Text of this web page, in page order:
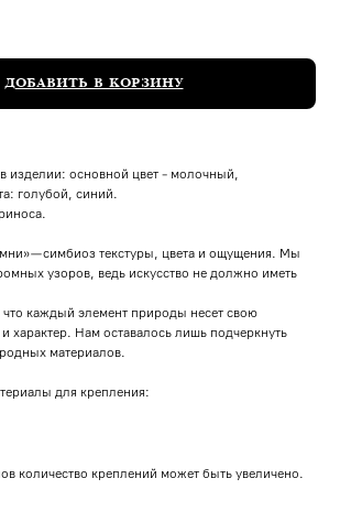
ДОБАВИТЬ В КОРЗИНУ
изделии: основной цвет - молочный,
голубой, синий.
— симбиоз текстуры, цвета и ощущения. Мы
узоров, ведь искусство не должно иметь
каждый элемент природы несет свою
характер. Нам оставалось лишь подчеркнуть
материалов.
для крепления:
количество креплений может быть увеличено.